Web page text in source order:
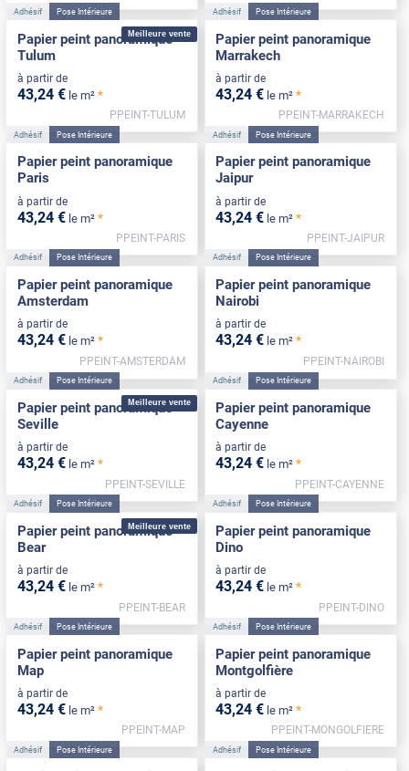
Meilleure vente
Adhésif Pose Intérieure
Papier peint panoramique
Tulum
à partir de
43,24 € le m² *
PPEINT-TULUM
Adhésif Pose Intérieure
Papier peint panoramique
Marrakech
à partir de
43,24 € le m² *
PPEINT-MARRAKECH
Adhésif Pose Intérieure
Papier peint panoramique
Paris
à partir de
43,24 € le m² *
PPEINT-PARIS
Adhésif Pose Intérieure
Papier peint panoramique
Jaipur
à partir de
43,24 € le m² *
PPEINT-JAIPUR
Adhésif Pose Intérieure
Papier peint panoramique
Amsterdam
à partir de
43,24 € le m² *
PPEINT-AMSTERDAM
Adhésif Pose Intérieure
Papier peint panoramique
Nairobi
à partir de
43,24 € le m² *
PPEINT-NAIROBI
Meilleure vente
Adhésif Pose Intérieure
Papier peint panoramique
Seville
à partir de
43,24 € le m² *
PPEINT-SEVILLE
Adhésif Pose Intérieure
Papier peint panoramique
Cayenne
à partir de
43,24 € le m² *
PPEINT-CAYENNE
Meilleure vente
Adhésif Pose Intérieure
Papier peint panoramique
Bear
à partir de
43,24 € le m² *
PPEINT-BEAR
Adhésif Pose Intérieure
Papier peint panoramique
Dino
à partir de
43,24 € le m² *
PPEINT-DINO
Adhésif Pose Intérieure
Papier peint panoramique
Map
à partir de
43,24 € le m² *
PPEINT-MAP
Adhésif Pose Intérieure
Papier peint panoramique
Montgolfière
à partir de
43,24 € le m² *
PPEINT-MONGOLFIERE
Adhésif Pose Intérieure Adhésif Pose Intérieure